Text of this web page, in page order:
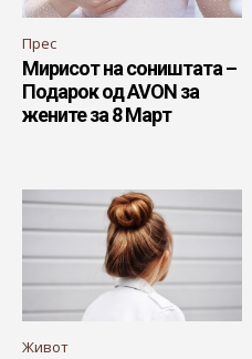
Прес
Мирисот на сoништата –
Подарок од AVON за
жените за 8 Март
Живот